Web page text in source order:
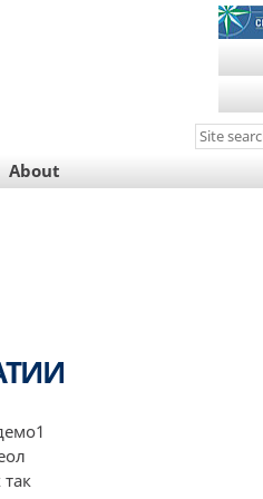
Search
site
About